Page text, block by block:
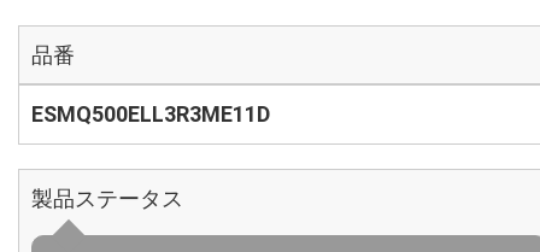
品番
ESMQ500ELL3R3ME11D
製品ステータス